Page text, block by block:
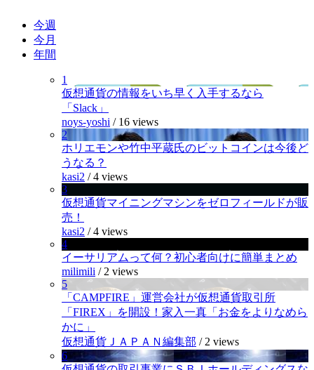
今週
今月
年間
1
仮想通貨の情報をいち早く入手するなら
「Slack」
noys-yoshi / 16 views
2
ホリエモンや竹中平蔵氏のビットコインは今後ど
うなる？
kasi2 /4 views
3
仮想通貨マイニングマシンをゼロフィールドが販
売！
kasi2 /4 views
4
イーサリアムって何？初心者向けに簡単まとめ
milimili / 2 views
5
「CAMPFIRE」運営会社が仮想通貨取引所
「FIREX」を開設！家入一真「お金をよりなめら
かに」
仮想通貨ＪＡＰＡＮ編集部 / 2 views
6